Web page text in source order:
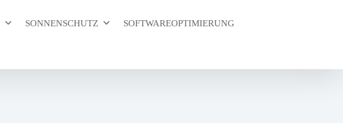
SONNENSCHUTZ SOFTWAREOPTIMIERUNG